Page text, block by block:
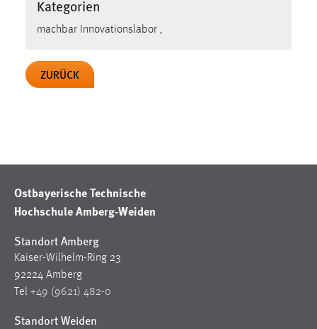
Kategorien
machbar Innovationslabor ,
ZURÜCK
Ostbayerische Technische
Hochschule Amberg-Weiden
Standort Amberg
Kaiser-Wilhelm-Ring 23
92224 Amberg
Tel +49 (9621) 482-0
Standort Weiden